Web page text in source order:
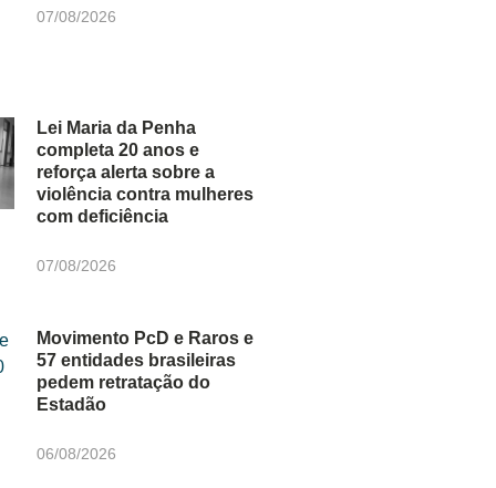
07/08/2026
Lei Maria da Penha
completa 20 anos e
reforça alerta sobre a
violência contra mulheres
com deficiência
07/08/2026
Movimento PcD e Raros e
57 entidades brasileiras
pedem retratação do
Estadão
06/08/2026